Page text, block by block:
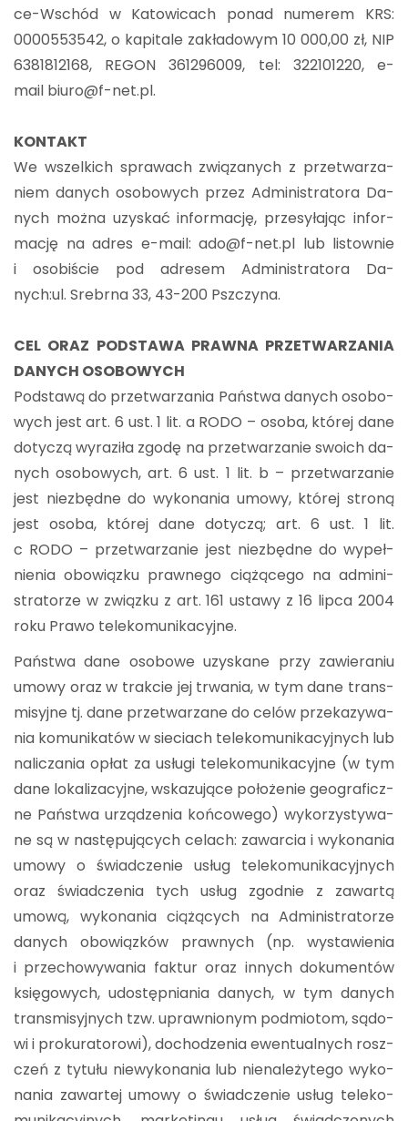
ce-Wschód w Ka­to­wi­cach ponad nu­me­rem KRS:
0000553542, o ka­pi­ta­le za­kła­do­wym 10 000,00 zł, NIP
6381812168, REGON 361296009, tel: 322101220, e-
mail biuro@​f-​net.​pl.
KON­TAKT
We wszel­kich spra­wach zwią­za­nych z prze­twa­rza­
niem da­nych oso­bo­wych przez Ad­mi­ni­stra­to­ra Da­
nych można uzy­skać in­for­ma­cję, prze­sy­ła­jąc in­for­
ma­cję na adres e-mail: ado@​f-​net.​pl lub li­stow­nie
i oso­bi­ście pod ad­re­sem Ad­mi­ni­stra­to­ra Da­
nych:ul. Srebr­na 33, 43-200 Psz­czy­na.
CEL ORAZ POD­STA­WA PRAW­NA PRZE­TWA­RZA­NIA
DA­NYCH OSO­BO­WYCH
Pod­sta­wą do prze­twa­rza­nia Pań­stwa da­nych oso­bo­
wych jest art. 6 ust. 1 lit. a RODO – osoba, któ­rej dane
do­ty­czą wy­ra­zi­ła zgodę na prze­twa­rza­nie swo­ich da­
nych oso­bo­wych, art. 6 ust. 1 lit. b – prze­twa­rza­nie
jest nie­zbęd­ne do wy­ko­na­nia umowy, któ­rej stro­ną
jest osoba, któ­rej dane do­ty­czą; art. 6 ust. 1 lit.
c RODO – prze­twa­rza­nie jest nie­zbęd­ne do wy­peł­
nie­nia obo­wiąz­ku praw­ne­go cią­żą­ce­go na ad­mi­ni­
stra­to­rze w związ­ku z art. 161 usta­wy z 16 lipca 2004
roku Prawo te­le­ko­mu­ni­ka­cyj­ne.
Pań­stwa dane oso­bo­we uzy­ska­ne przy za­wie­ra­niu
umowy oraz w trak­cie jej trwa­nia, w tym dane trans­
mi­syj­ne tj. dane prze­twa­rza­ne do celów prze­ka­zy­wa­
nia ko­mu­ni­ka­tów w sie­ciach te­le­ko­mu­ni­ka­cyj­nych lub
na­li­cza­nia opłat za usłu­gi te­le­ko­mu­ni­ka­cyj­ne (w tym
dane lo­ka­li­za­cyj­ne, wska­zu­ją­ce po­ło­że­nie geo­gra­ficz­
ne Pań­stwa urzą­dze­nia koń­co­we­go) wy­ko­rzy­sty­wa­
ne są w na­stę­pu­ją­cych ce­lach: za­war­cia i wy­ko­na­nia
umowy o świad­cze­nie usług te­le­ko­mu­ni­ka­cyj­nych
oraz świad­cze­nia tych usług zgod­nie z za­war­tą
umową, wy­ko­na­nia cią­żą­cych na Ad­mi­ni­stra­to­rze
da­nych obo­wiąz­ków praw­nych (np. wy­sta­wie­nia
i prze­cho­wy­wa­nia fak­tur oraz in­nych do­ku­men­tów
księ­go­wych, udo­stęp­nia­nia da­nych, w tym da­nych
trans­mi­syj­nych tzw. upraw­nio­nym pod­mio­tom, są­do­
wi i pro­ku­ra­to­ro­wi), do­cho­dze­nia ewen­tu­al­nych rosz­
czeń z ty­tu­łu nie­wy­ko­na­nia lub nie­na­le­ży­te­go wy­ko­
na­nia za­war­tej umowy o świad­cze­nie usług te­le­ko­